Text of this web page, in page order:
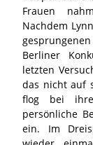
Frauen
Nachdem
Berliner
letzten
das nicht auf
flog bei
persönliche
ein. Im